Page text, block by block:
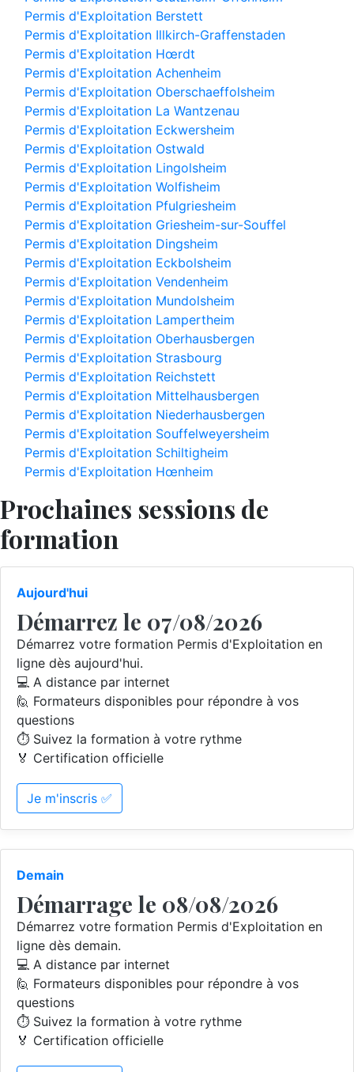
Permis d'Exploitation Berstett
Permis d'Exploitation Illkirch-Graffenstaden
Permis d'Exploitation Hœrdt
Permis d'Exploitation Achenheim
Permis d'Exploitation Oberschaeffolsheim
Permis d'Exploitation La Wantzenau
Permis d'Exploitation Eckwersheim
Permis d'Exploitation Ostwald
Permis d'Exploitation Lingolsheim
Permis d'Exploitation Wolfisheim
Permis d'Exploitation Pfulgriesheim
Permis d'Exploitation Griesheim-sur-Souffel
Permis d'Exploitation Dingsheim
Permis d'Exploitation Eckbolsheim
Permis d'Exploitation Vendenheim
Permis d'Exploitation Mundolsheim
Permis d'Exploitation Lampertheim
Permis d'Exploitation Oberhausbergen
Permis d'Exploitation Strasbourg
Permis d'Exploitation Reichstett
Permis d'Exploitation Mittelhausbergen
Permis d'Exploitation Niederhausbergen
Permis d'Exploitation Souffelweyersheim
Permis d'Exploitation Schiltigheim
Permis d'Exploitation Hœnheim
Prochaines sessions de
formation
Aujourd'hui
Démarrez le 07/08/2026
Démarrez votre formation Permis d'Exploitation en
ligne dès aujourd'hui.
💻 A distance par internet
🙋 Formateurs disponibles pour répondre à vos
questions
⏱️ Suivez la formation à votre rythme
🏅 Certification officielle
Je m'inscris ✅
Demain
Démarrage le 08/08/2026
Démarrez votre formation Permis d'Exploitation en
ligne dès demain.
💻 A distance par internet
🙋 Formateurs disponibles pour répondre à vos
questions
⏱️ Suivez la formation à votre rythme
🏅 Certification officielle